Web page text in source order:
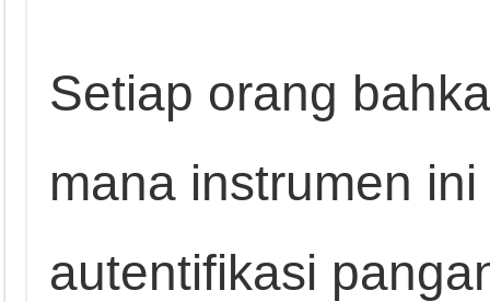
Setiap orang
mana instrumen
autentifikasi